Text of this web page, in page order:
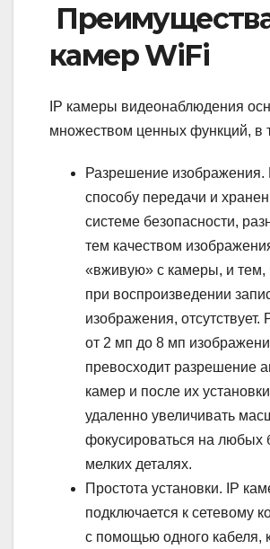
камер WiFi
IP камеры видеонаблюдения
множеством ценных функций, в
Разрешение изображения.
способу передачи и
системе безопасности,
тем качеством
«вживую» с камеры, и тем,
при воспроизведении
изображения,
от 2 мп до 8 мп
превосходит разрешение
камер и после их
удаленно увеличивать
фокусироваться на любых
мелких деталях.
Простота установки. IP
подключается к сетевому
с помощью одного кабеля,